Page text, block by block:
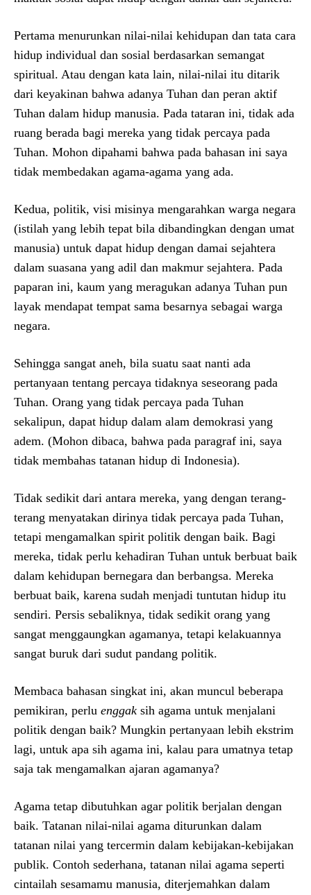
Pertama menurunkan nilai-nilai kehidupan dan tata cara
hidup individual dan sosial berdasarkan semangat
spiritual. Atau dengan kata lain, nilai-nilai itu ditarik
dari keyakinan bahwa adanya Tuhan dan peran aktif
Tuhan dalam hidup manusia. Pada tataran ini, tidak ada
ruang berada bagi mereka yang tidak percaya pada
Tuhan. Mohon dipahami bahwa pada bahasan ini saya
tidak membedakan agama-agama yang ada.
Kedua, politik, visi misinya mengarahkan warga negara
(istilah yang lebih tepat bila dibandingkan dengan umat
manusia) untuk dapat hidup dengan damai sejahtera
dalam suasana yang adil dan makmur sejahtera. Pada
paparan ini, kaum yang meragukan adanya Tuhan pun
layak mendapat tempat sama besarnya sebagai warga
negara.
Sehingga sangat aneh, bila suatu saat nanti ada
pertanyaan tentang percaya tidaknya seseorang pada
Tuhan. Orang yang tidak percaya pada Tuhan
sekalipun, dapat hidup dalam alam demokrasi yang
adem. (Mohon dibaca, bahwa pada paragraf ini, saya
tidak membahas tatanan hidup di Indonesia).
Tidak sedikit dari antara mereka, yang dengan terang-
terang menyatakan dirinya tidak percaya pada Tuhan,
tetapi mengamalkan spirit politik dengan baik. Bagi
mereka, tidak perlu kehadiran Tuhan untuk berbuat baik
dalam kehidupan bernegara dan berbangsa. Mereka
berbuat baik, karena sudah menjadi tuntutan hidup itu
sendiri. Persis sebaliknya, tidak sedikit orang yang
sangat menggaungkan agamanya, tetapi kelakuannya
sangat buruk dari sudut pandang politik.
Membaca bahasan singkat ini, akan muncul beberapa
pemikiran, perlu enggak sih agama untuk menjalani
politik dengan baik? Mungkin pertanyaan lebih ekstrim
lagi, untuk apa sih agama ini, kalau para umatnya tetap
saja tak mengamalkan ajaran agamanya?
Agama tetap dibutuhkan agar politik berjalan dengan
baik. Tatanan nilai-nilai agama diturunkan dalam
tatanan nilai yang tercermin dalam kebijakan-kebijakan
publik. Contoh sederhana, tatanan nilai agama seperti
cintailah sesamamu manusia, diterjemahkan dalam